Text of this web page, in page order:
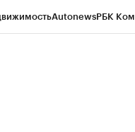
AutonewsРБК